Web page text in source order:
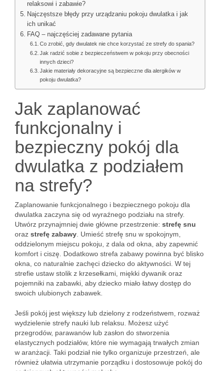
relaksowi i zabawie?
Najczęstsze błędy przy urządzaniu pokoju dwulatka i jak
ich unikać
FAQ – najczęściej zadawane pytania
Co zrobić, gdy dwulatek nie chce korzystać ze strefy do spania?
Jak radzić sobie z bezpieczeństwem w pokoju przy obecności
innych dzieci?
Jakie materiały dekoracyjne są bezpieczne dla alergików w
pokoju dwulatka?
Jak zaplanować
funkcjonalny i
bezpieczny pokój dla
dwulatka z podziałem
na strefy?
Zaplanowanie funkcjonalnego i bezpiecznego pokoju dla
dwulatka zaczyna się od wyraźnego podziału na strefy.
Utwórz przynajmniej dwie główne przestrzenie: strefę snu
oraz strefę zabawy . Umieść strefę snu w spokojnym,
oddzielonym miejscu pokoju, z dala od okna, aby zapewnić
komfort i ciszę. Dodatkowo strefa zabawy powinna być blisko
okna, co naturalnie zachęci dziecko do aktywności. W tej
strefie ustaw stolik z krzesełkami, miękki dywanik oraz
pojemniki na zabawki, aby dziecko miało łatwy dostęp do
swoich ulubionych zabawek.
Jeśli pokój jest większy lub dzielony z rodzeństwem, rozważ
wydzielenie strefy nauki lub relaksu. Możesz użyć
przegrodów, parawanów lub zasłon do stworzenia
elastycznych podziałów, które nie wymagają trwałych zmian
w aranżacji. Taki podział nie tylko organizuje przestrzeń, ale
również ułatwia utrzymanie porządku i dostosowuje pokój do